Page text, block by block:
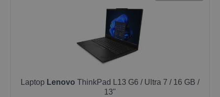
Laptop Lenovo ThinkPad L13 G6 / Ultra 7 / 16 GB /
13"